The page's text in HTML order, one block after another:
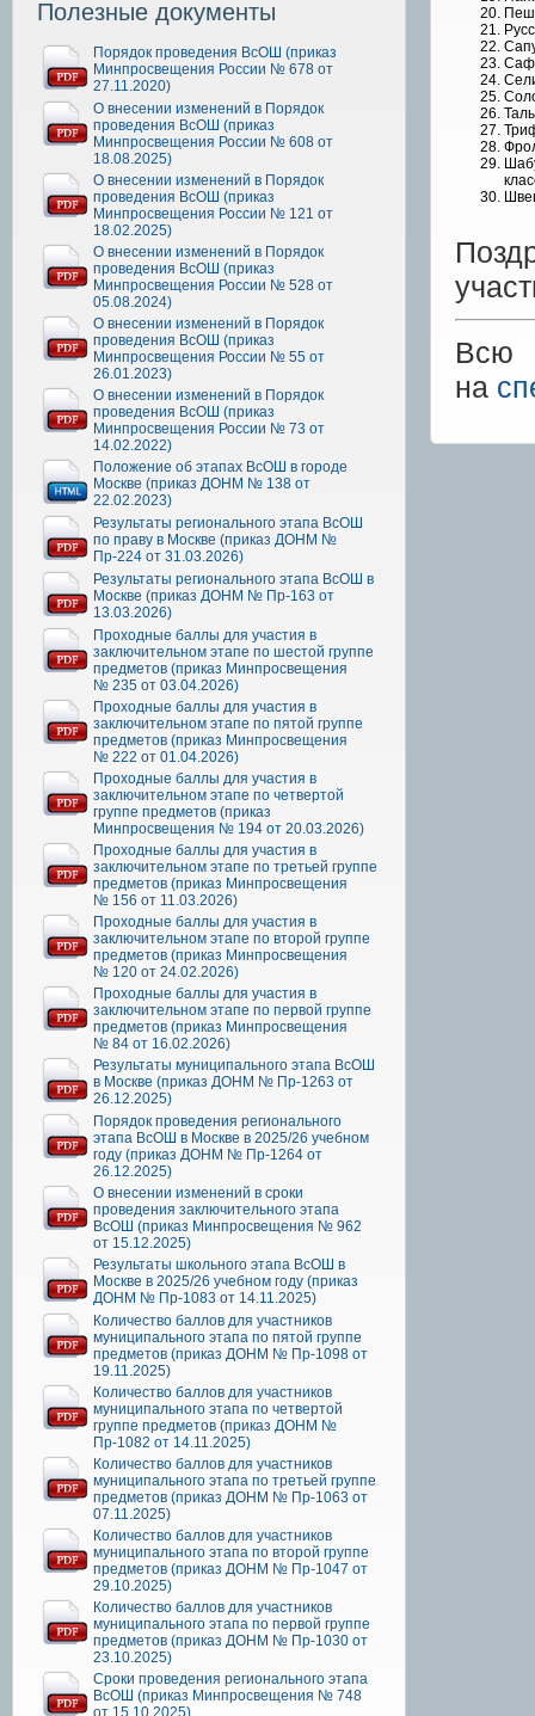
Полезные документы
Порядок проведения ВсОШ (приказ
Минпросвещения России № 678 от
27.11.2020)
О внесении изменений в Порядок
проведения ВсОШ (приказ
Минпросвещения России № 608 от
18.08.2025)
О внесении изменений в Порядок
проведения ВсОШ (приказ
Минпросвещения России № 121 от
18.02.2025)
О внесении изменений в Порядок
проведения ВсОШ (приказ
Минпросвещения России № 528 от
05.08.2024)
О внесении изменений в Порядок
проведения ВсОШ (приказ
Минпросвещения России № 55 от
26.01.2023)
О внесении изменений в Порядок
проведения ВсОШ (приказ
Минпросвещения России № 73 от
14.02.2022)
Положение об этапах ВсОШ в городе
Москве (приказ ДОНМ № 138 от
22.02.2023)
Результаты регионального этапа ВсОШ
по праву в Москве (приказ ДОНМ №
Пр-224 от 31.03.2026)
Результаты регионального этапа ВсОШ в
Москве (приказ ДОНМ № Пр-163 от
13.03.2026)
Проходные баллы для участия в
заключительном этапе по шестой группе
предметов (приказ Минпросвещения
№ 235 от 03.04.2026)
Проходные баллы для участия в
заключительном этапе по пятой группе
предметов (приказ Минпросвещения
№ 222 от 01.04.2026)
Проходные баллы для участия в
заключительном этапе по четвертой
группе предметов (приказ
Минпросвещения № 194 от 20.03.2026)
Проходные баллы для участия в
заключительном этапе по третьей группе
предметов (приказ Минпросвещения
№ 156 от 11.03.2026)
Проходные баллы для участия в
заключительном этапе по второй группе
предметов (приказ Минпросвещения
№ 120 от 24.02.2026)
Проходные баллы для участия в
заключительном этапе по первой группе
предметов (приказ Минпросвещения
№ 84 от 16.02.2026)
Результаты муниципального этапа ВсОШ
в Москве (приказ ДОНМ № Пр-1263 от
26.12.2025)
Порядок проведения регионального
этапа ВсОШ в Москве в 2025/26 учебном
году (приказ ДОНМ № Пр-1264 от
26.12.2025)
О внесении изменений в сроки
проведения заключительного этапа
ВсОШ (приказ Минпросвещения № 962
от 15.12.2025)
Результаты школьного этапа ВсОШ в
Москве в 2025/26 учебном году (приказ
ДОНМ № Пр-1083 от 14.11.2025)
Количество баллов для участников
муниципального этапа по пятой группе
предметов (приказ ДОНМ № Пр-1098 от
19.11.2025)
Количество баллов для участников
муниципального этапа по четвертой
группе предметов (приказ ДОНМ №
Пр-1082 от 14.11.2025)
Количество баллов для участников
муниципального этапа по третьей группе
предметов (приказ ДОНМ № Пр-1063 от
07.11.2025)
Количество баллов для участников
муниципального этапа по второй группе
предметов (приказ ДОНМ № Пр-1047 от
29.10.2025)
Количество баллов для участников
муниципального этапа по первой группе
предметов (приказ ДОНМ № Пр-1030 от
23.10.2025)
Сроки проведения регионального этапа
ВсОШ (приказ Минпросвещения № 748
от 15.10.2025)
Всю
на